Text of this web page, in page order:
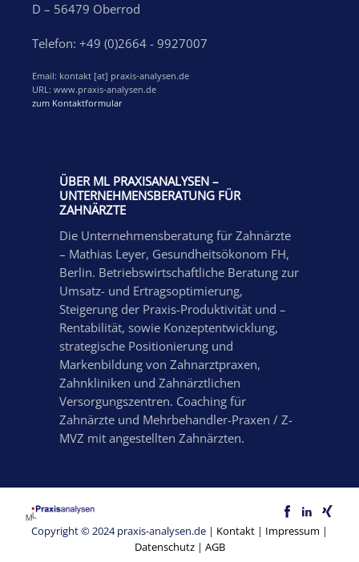
D – 56479 Oberrod
Telefon: +49 (0)2664 - 9927007
Email: kontakt [at] praxis-analysen.de
URL: www.praxis-analysen.de
zum Kontaktformular
ÜBER ML PRAXISANALYSEN –
UNTERNEHMENSBERATUNG FÜR
ZAHNÄRZTE
Die Unternehmensberatung für Zahnärzte
– Mathias Leyer, Gesundheitsökonom FH,
Berlin. Betriebswirtschaftliche Beratung zur
Umsatz- und Ertragsoptimierung,
Steigerung der Praxis-Produktivität und –
Rentabilität, sowie Konzeptentwicklung,
strategische Positionierung und
Markenbildung von Zahnarztpraxen,
Zahnkliniken und Zahnärztlichen
Versorgungszentren. Coaching für
Zahnärzte und Mehrbehandler-Praxen / Z-
MVZ mit angestellten Zahnärzten.
Copyright © 2024 praxis-analysen.de | Kontakt | Impressum |
Datenschutz| AGB